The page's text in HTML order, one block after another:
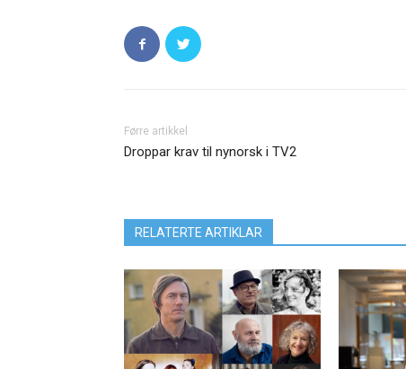
Førre artikkel
Droppar krav til nynorsk i TV2
RELATERTE ARTIKLAR